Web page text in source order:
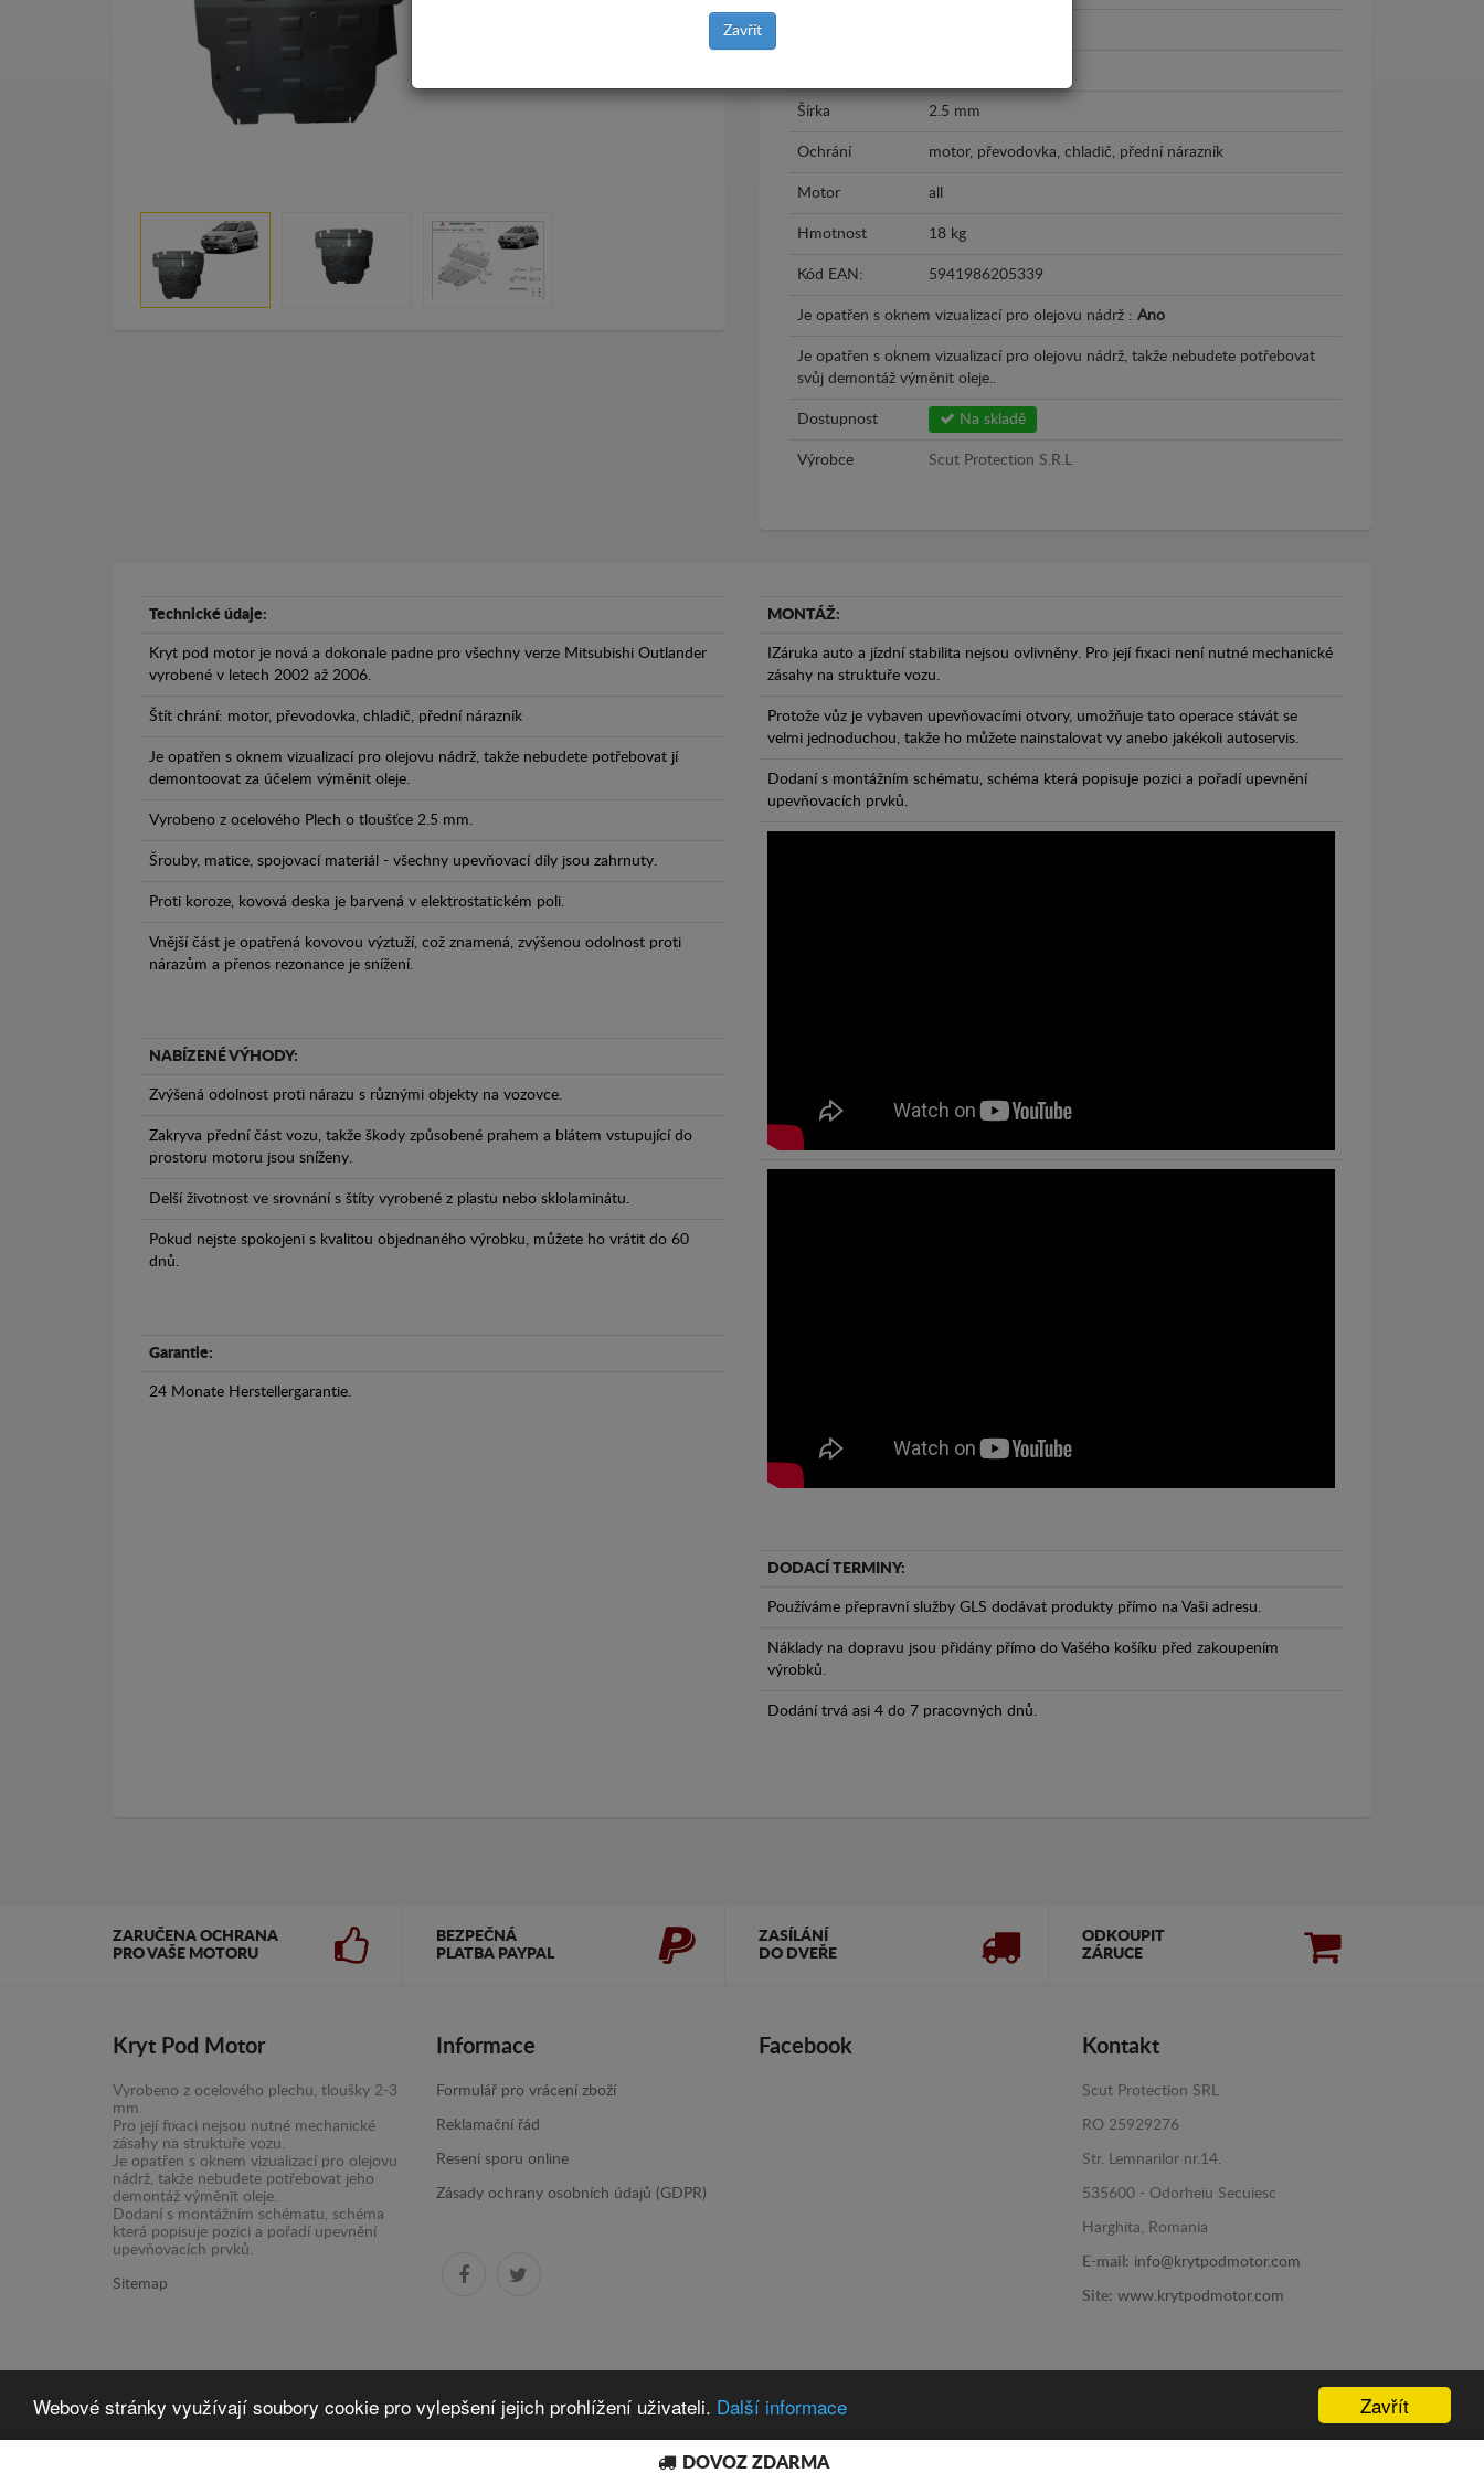
Zavřít
Webové stránky využívají soubory cookie pro vylepšení jejich prohlížení uživateli. Další informace
Šírka 2.5 mm
Ochrání motor, převodovka, chladič, přední nárazník
Motor all
Hmotnost 18 kg
Kód EAN: 5941986205339
Je opatřen s oknem vizualizací pro olejovu nádrž : Ano
Je opatřen s oknem vizualizací pro olejovu nádrž, takže nebudete potřebovat
svůj demontáž výměnit oleje..
Dostupnost Na skladě
Výrobce Scut Protection S.R.L
Technické údaje:
Kryt pod motor je nová a dokonale padne pro všechny verze Mitsubishi Outlander
vyrobené v letech 2002 až 2006.
Štít chrání: motor, převodovka, chladič, přední nárazník
Je opatřen s oknem vizualizací pro olejovu nádrž, takže nebudete potřebovat jí
demontoovat za účelem výměnit oleje.
Vyrobeno z ocelového Plech o tloušťce 2.5 mm.
Šrouby, matice, spojovací materiál - všechny upevňovací díly jsou zahrnuty.
Proti koroze, kovová deska je barvená v elektrostatickém poli.
Vnější část je opatřená kovovou výztuží, což znamená, zvýšenou odolnost proti
nárazům a přenos rezonance je snížení.
NABÍZENÉ VÝHODY:
Zvýšená odolnost proti nárazu s různými objekty na vozovce.
Zakryva přední část vozu, takže škody způsobené prahem a blátem vstupující do
prostoru motoru jsou sníženy.
Delší životnost ve srovnání s štíty vyrobené z plastu nebo sklolaminátu.
Pokud nejste spokojeni s kvalitou objednaného výrobku, můžete ho vrátit do 60
dnů.
Garantie:
24 Monate Herstellergarantie.
MONTÁŽ:
IZáruka auto a jízdní stabilita nejsou ovlivněny. Pro její fixaci není nutné mechanické
zásahy na struktuře vozu.
Protože vůz je vybaven upevňovacími otvory, umožňuje tato operace stávát se
velmi jednoduchou, takže ho můžete nainstalovat vy anebo jakékoli autoservis.
Dodaní s montážním schématu, schéma která popisuje pozici a pořadí upevnění
upevňovacích prvků.
DODACÍ TERMINY:
Používáme přepravní služby GLS dodávat produkty přímo na Vaši adresu.
Náklady na dopravu jsou přidány přímo do Vašého košíku před zakoupením
výrobků.
Dodání trvá asi 4 do 7 pracovných dnů.
ZARUČENA OCHRANA
PRO VAŠE MOTORU
BEZPEČNÁ
PLATBA PAYPAL
ZASÍLÁNÍ
DO DVEŘE
ODKOUPIT
ZÁRUCE
Kryt Pod Motor
Vyrobeno z ocelového plechu, tloušky 2-3
mm.
Pro její fixaci nejsou nutné mechanické
zásahy na struktuře vozu.
Je opatřen s oknem vizualizací pro olejovu
nádrž, takže nebudete potřebovat jeho
demontáž výměnit oleje.
Dodaní s montážním schématu, schéma
která popisuje pozici a pořadí upevnění
upevňovacích prvků.
Sitemap
Informace
Formulář pro vrácení zboží
Reklamační řád
Resení sporu online
Zásady ochrany osobních údajů (GDPR)
Facebook Kontakt
Scut Protection SRL
RO 25929276
Str. Lemnarilor nr.14.
535600 - Odorheiu Secuiesc
Harghita, Romania
E-mail: info@krytpodmotor.com
Site: www.krytpodmotor.com
Kryt Pod Motor -© 2016 Programed Bylokopi WEB
Zavřít
DOVOZ ZDARMA